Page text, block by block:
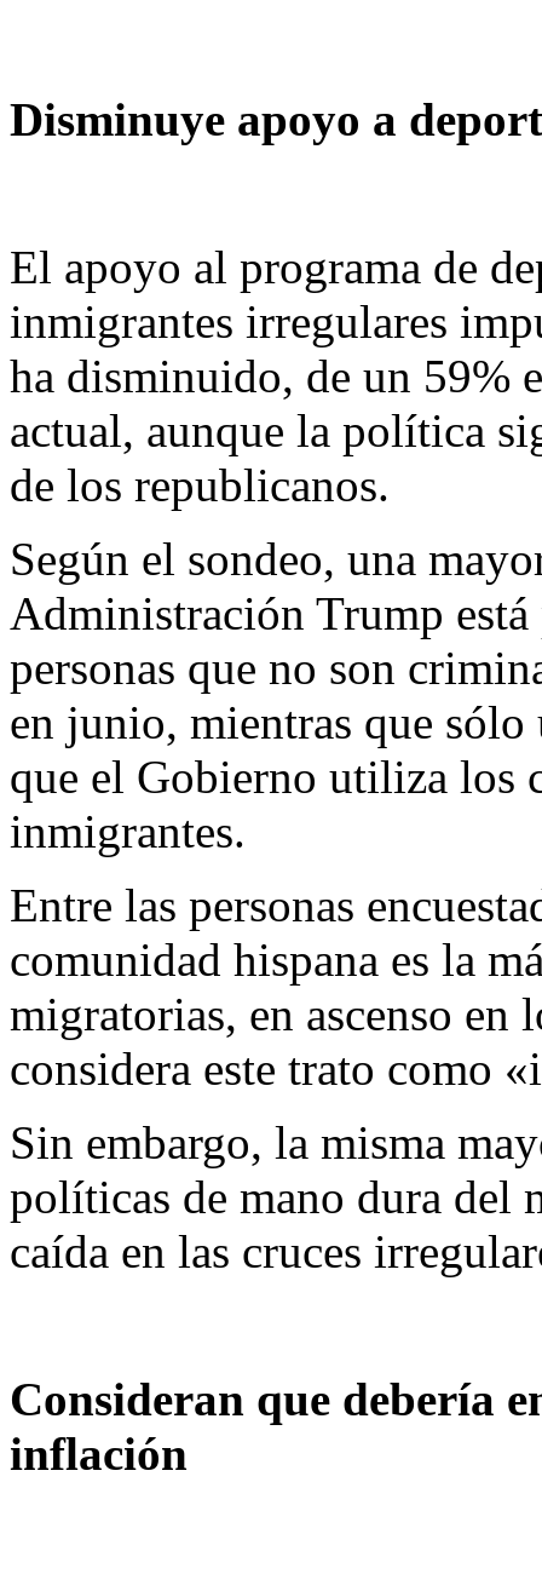
Disminuye apoyo a
El apoyo al programa de
inmigrantes irregulares
ha disminuido, de un 59%
actual, aunque la política
de los republicanos.
Según el sondeo, una
Administración Trump
personas que no son
en junio, mientras que sólo
que el Gobierno utiliza los
inmigrantes.
Entre las personas
comunidad hispana es la
migratorias, en ascenso en
considera este trato como
Sin embargo, la misma
políticas de mano dura del
caída en las cruces
Consideran que debería
inflación